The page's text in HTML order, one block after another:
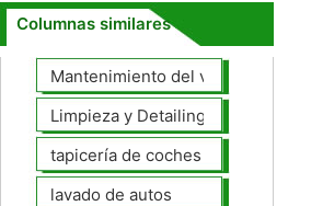
Columnas similares
Mantenimiento del vehículo
Limpieza y Detailing
tapicería de coches
lavado de autos